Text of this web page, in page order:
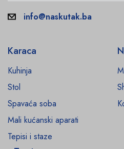
info@naskutak.ba
Karaca
Kuhinja
Stol
Spavaća soba
Mali kućanski aparati
Tepisi i staze